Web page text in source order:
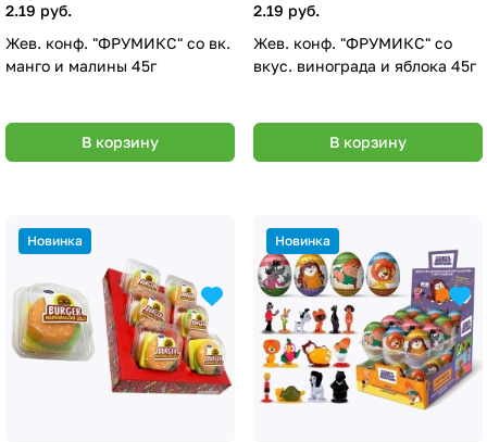
2.19 руб.
Жев. конф. "ФРУМИКС" со вк.
манго и малины 45г
В корзину
2.19 руб.
Жев. конф. "ФРУМИКС" со
вкус. винограда и яблока 45г
В корзину
Новинка Новинка